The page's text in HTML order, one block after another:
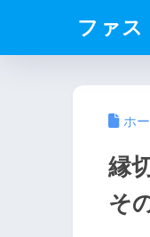
ファス
ホ
縁
そ